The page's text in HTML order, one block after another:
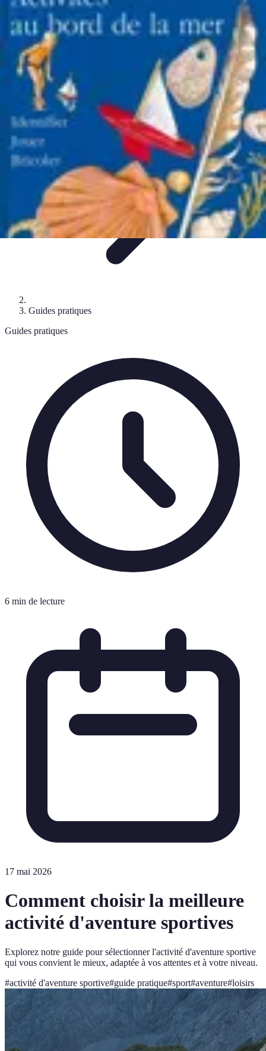
Aventure Sportive
Équipement
TendancesActivités SportivesParapentePréparation et
Santé
Aventure Sportive
Guides pratiques
Guides pratiques
6 min de lecture
17 mai 2026
Comment choisir la meilleure
activité d'aventure sportives
Explorez notre guide pour sélectionner l'activité d'aventure sportive
qui vous convient le mieux, adaptée à vos attentes et à votre niveau.
#activité d'aventure sportive#guide pratique#sport#aventure#loisirs